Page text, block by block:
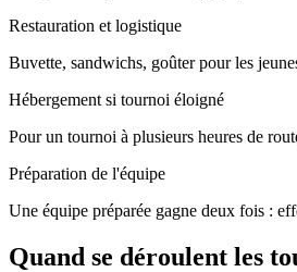
Restauration et logistique
Buvette, sandwichs, goûter pour les
Hébergement si tournoi éloigné
Pour un tournoi à plusieurs heures de
Préparation de l'équipe
Une équipe préparée gagne deux fois :
Quand se déroulent les